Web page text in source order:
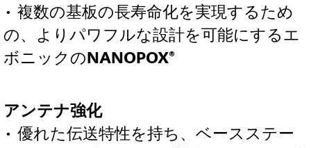
• 複数の基板の長寿命化を実現するため
の、よりパワフルな設計を可能にするエ
ボニックのNANOPOX®
アンテナ強化
• 優れた伝送特性を持ち、ベースステー